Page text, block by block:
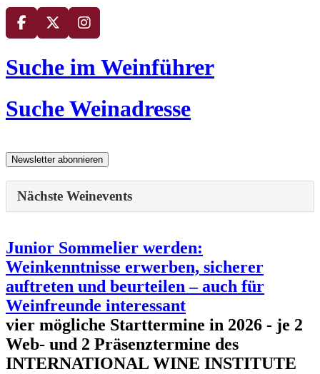
Suche im Weinführer
Suche Weinadresse
Nächste Weinevents
Junior Sommelier werden:
Weinkenntnisse erwerben, sicherer
auftreten und beurteilen – auch für
Weinfreunde interessant
vier mögliche Starttermine in 2026 - je 2
Web- und 2 Präsenztermine des
INTERNATIONAL WINE INSTITUTE